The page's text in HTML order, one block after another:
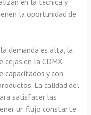
en la técnica y
la oportunidad de
demanda es alta, la
cejas en la CDMX
capacitados y con
La calidad del
satisfacer las
un flujo constante